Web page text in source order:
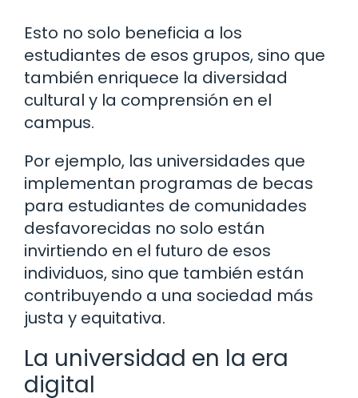
Esto no solo beneficia a los
estudiantes de esos grupos, sino que
también enriquece la diversidad
cultural y la comprensión en el
campus.
Por ejemplo, las universidades que
implementan programas de becas
para estudiantes de comunidades
desfavorecidas no solo están
invirtiendo en el futuro de esos
individuos, sino que también están
contribuyendo a una sociedad más
justa y equitativa.
La universidad en la era
digital